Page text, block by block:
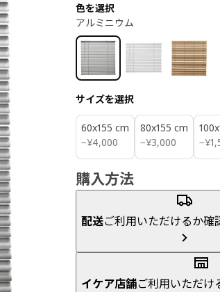
色を選択
アルミニウム
サイズを選択
60x155 cm
−¥4,000
¥ 4000
80x155 cm
−¥3,000
¥ 3000
−¥
¥
購入方法
配送ご利用いただけるか確
イケア店舗ご利用いただけ